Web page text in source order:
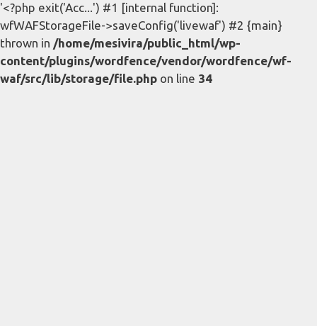
'<?php exit('Acc...') #1 [internal function]:
wfWAFStorageFile->saveConfig('livewaf') #2 {main}
thrown in /home/mesivira/public_html/wp-
content/plugins/wordfence/vendor/wordfence/wf-
waf/src/lib/storage/file.php on line 34